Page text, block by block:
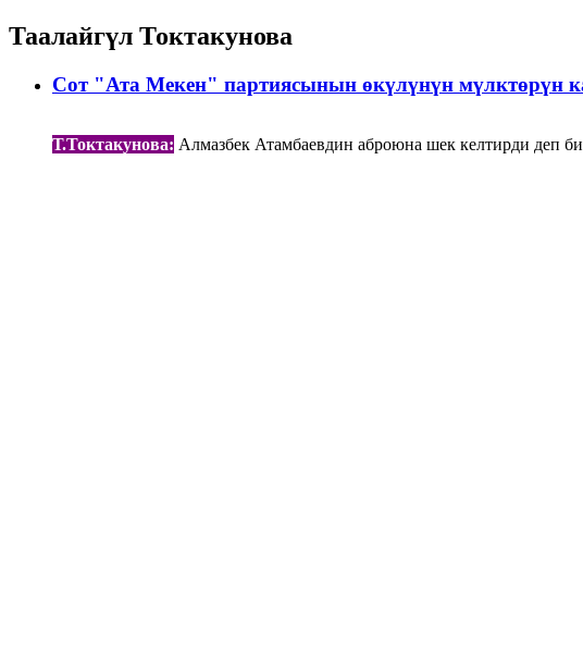
Таалайгүл Токтакунова
Сот "Ата Мекен" партиясынын өкүлүнүн мүлктөрүн
Т.Токтакунова: Алмазбек Атамбаевдин аброюна шек келтирди деп